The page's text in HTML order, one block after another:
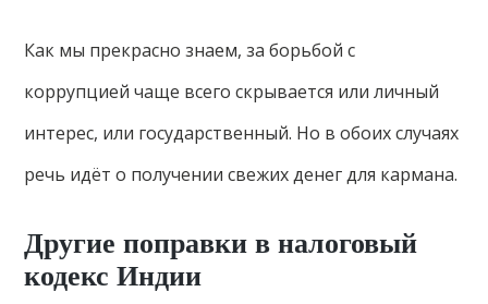
Как мы прекрасно знаем, за борьбой с
коррупцией чаще всего скрывается или личный
интерес, или государственный. Но в обоих случаях
речь идёт о получении свежих денег для кармана.
Другие поправки в налоговый
кодекс Индии